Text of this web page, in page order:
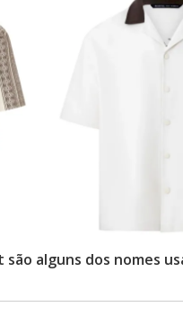
alguns dos nomes